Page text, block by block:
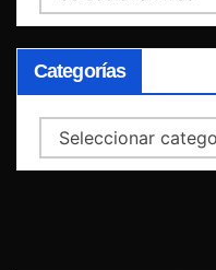
Categorías
Categorías